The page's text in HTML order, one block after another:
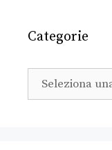
Categorie